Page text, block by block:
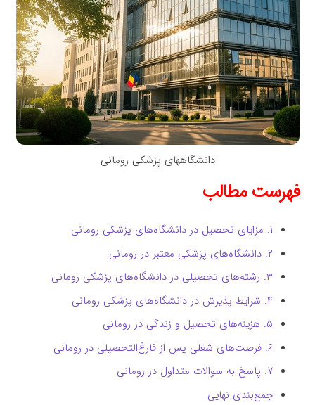
دانشگاههای پزشکی رومانی
فهرست مطالب
۱. مزایای تحصیل در دانشگاه‌های پزشکی رومانی
۲. دانشگاه‌های پزشکی معتبر در رومانی
۳. رشته‌های تحصیلی در دانشگاه‌های پزشکی رومانی
۴. شرایط پذیرش در دانشگاه‌های پزشکی رومانی
۵. هزینه‌های تحصیل و زندگی در رومانی
۶. فرصت‌های شغلی پس از فارغ‌التحصیلی در رومانی
۷. پاسخ به سوالات متداول در رومانی
جمع‌بندی نهایی